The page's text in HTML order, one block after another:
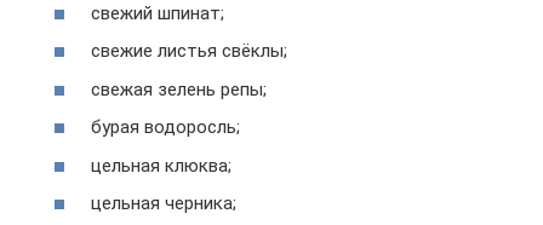
свежий шпинат;
свежие листья свёклы;
свежая зелень репы;
бурая водоросль;
цельная клюква;
цельная черника;